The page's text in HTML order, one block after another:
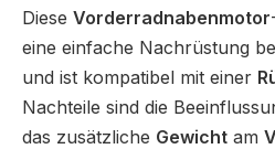
Diese Vorderradnabenmotor
eine einfache Nachrüstung
und ist kompatibel mit einer
Nachteile sind die
das zusätzliche Gewicht am